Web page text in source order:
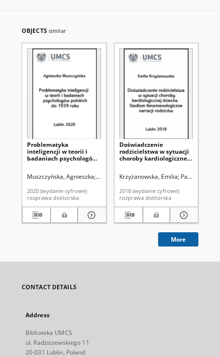
OBJECTS similar
Problematyka
inteligencji w teorii i
badaniach psychologów
Muszczyńska, Agnieszka Domański, Cezary W. Promotor
2020 (wydanie cyfrowe)
rozprawa doktorska
Doświadczenie
rodzicielstwa w sytuacji
choroby kardiologicznej
fenomenologiczne
narracji rodziców
Krzyżanowska, Emilia Parczewska,
2018 (wydanie cyfrowe)
rozprawa doktorska
More
CONTACT DETAILS
Address
Biblioteka UMCS
ul. Radziszewskiego 11
20-031 Lublin, Poland